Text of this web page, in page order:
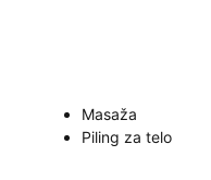
Masaža
Piling za telo